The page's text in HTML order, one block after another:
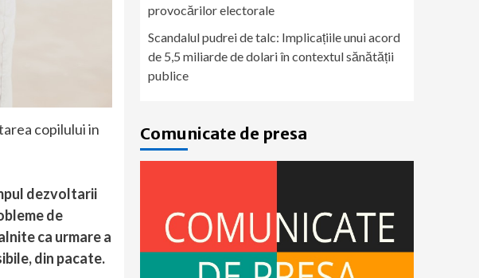
copilului in
dezvoltarii
de
ca urmare a
din pacate.
provocărilor electorale
Scandalul pudrei de talc: Implicațiile unui acord
de 5,5 miliarde de dolari în contextul sănătății
publice
Comunicate de presa